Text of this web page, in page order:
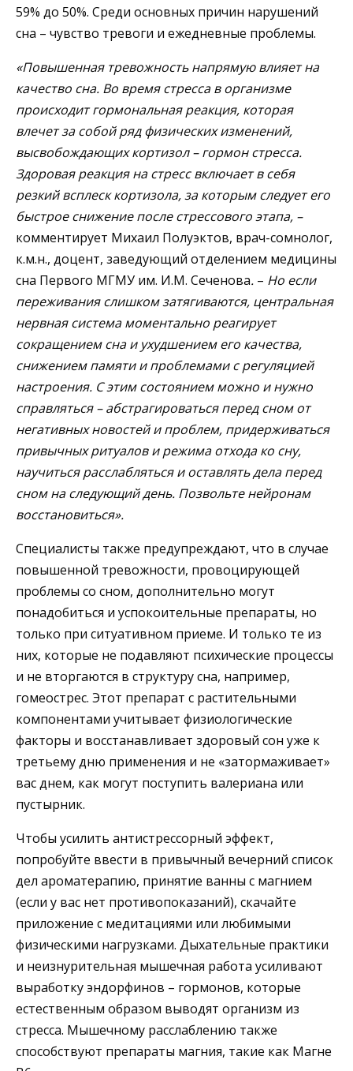
59% до 50%. Среди основных причин нарушений
сна – чувство тревоги и ежедневные проблемы.
«Повышенная тревожность напрямую влияет на
качество сна. Во время стресса в организме
происходит гормональная реакция, которая
влечет за собой ряд физических изменений,
высвобождающих кортизол – гормон стресса.
Здоровая реакция на стресс включает в себя
резкий всплеск кортизола, за которым следует его
быстрое снижение после стрессового этапа, –
комментирует Михаил Полуэктов, врач-сомнолог,
к.м.н., доцент, заведующий отделением медицины
сна Первого МГМУ им. И.М. Сеченова. – Но если
переживания слишком затягиваются, центральная
нервная система моментально реагирует
сокращением сна и ухудшением его качества,
снижением памяти и проблемами с регуляцией
настроения. С этим состоянием можно и нужно
справляться – абстрагироваться перед сном от
негативных новостей и проблем, придерживаться
привычных ритуалов и режима отхода ко сну,
научиться расслабляться и оставлять дела перед
сном на следующий день. Позвольте нейронам
восстановиться».
Специалисты также предупреждают, что в случае
повышенной тревожности, провоцирующей
проблемы со сном, дополнительно могут
понадобиться и успокоительные препараты, но
только при ситуативном приеме. И только те из
них, которые не подавляют психические процессы
и не вторгаются в структуру сна, например,
гомеострес. Этот препарат с растительными
компонентами учитывает физиологические
факторы и восстанавливает здоровый сон уже к
третьему дню применения и не «затормаживает»
вас днем, как могут поступить валериана или
пустырник.
Чтобы усилить антистрессорный эффект,
попробуйте ввести в привычный вечерний список
дел ароматерапию, принятие ванны с магнием
(если у вас нет противопоказаний), скачайте
приложение с медитациями или любимыми
физическими нагрузками. Дыхательные практики
и неизнурительная мышечная работа усиливают
выработку эндорфинов – гормонов, которые
естественным образом выводят организм из
стресса. Мышечному расслаблению также
способствуют препараты магния, такие как Магне